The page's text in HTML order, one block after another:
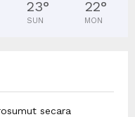
23°
SUN
22°
MON
secara